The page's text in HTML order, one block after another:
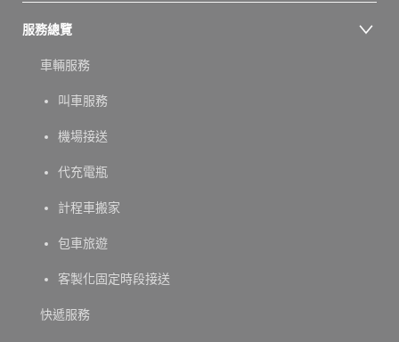
服務總覽
車輛服務
叫車服務
機場接送
代充電瓶
計程車搬家
包車旅遊
客製化固定時段接送
快遞服務